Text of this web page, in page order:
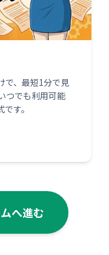
で、最短1分で見
つでも利用可能
す。
へ進む